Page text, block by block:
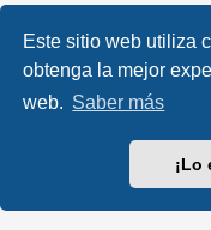
Este sitio web utiliza
obtenga la mejor
web. Saber más
¡Lo